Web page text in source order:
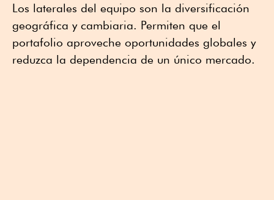
Los laterales del equipo son la diversificación
geográfica y cambiaria. Permiten que el
portafolio aproveche oportunidades globales y
reduzca la dependencia de un único mercado.